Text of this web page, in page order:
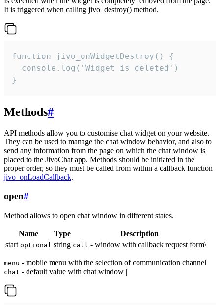
It is triggered when calling jivo_destroy() method.
function jivo_onWidgetDestroy() {
  console.log('Widget is deleted')
}
Methods#
API methods allow you to customise chat widget on your website.
They can be used to manage the chat window behavior, and also to
send any information from the page on which the chat window is
placed to the JivoChat app. Methods should be initiated in the
proper order, so they must be called from within a callback function
jivo_onLoadCallback.
open#
Method allows to open chat window in different states.
Name Type
Description
start optional string call - window with callback request form\
menu - mobile menu with the selection of communication channel
chat - default value with chat window |